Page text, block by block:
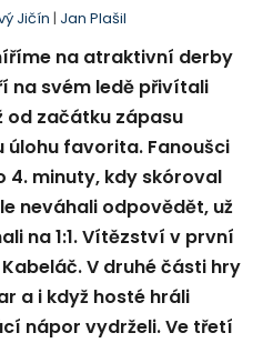
Jičín | Jan Plašil
na atraktivní derby
na svém ledě přivítali
od začátku zápasu
favorita. Fanoušci
4. minuty, kdy skóroval
neváhali odpovědět, už
na 1:1. Vítězství v první
V druhé části hry
a i když hosté hráli
nápor vydrželi. Ve třetí